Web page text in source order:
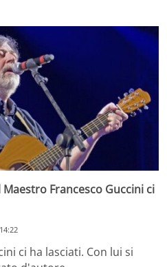
Francesco Guccini ci
ci ha lasciati. Con lui si